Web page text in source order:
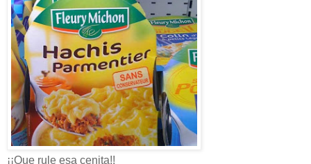
¡¡Que rule esa cenita!!